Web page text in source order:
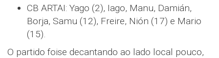
CB ARTAI: Yago (2), Iago, Manu, Damián,
Borja, Samu (12), Freire, Nión (17) e Mario
(15).
O partido foise decantando ao lado local pouco,